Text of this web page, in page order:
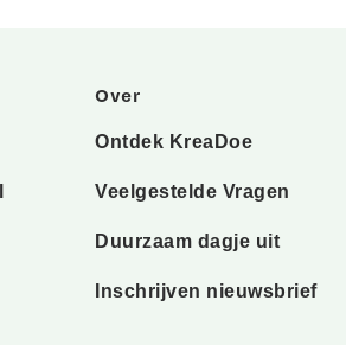
Over
Ontdek KreaDoe
Veelgestelde Vragen
Duurzaam dagje uit
Inschrijven nieuwsbrief